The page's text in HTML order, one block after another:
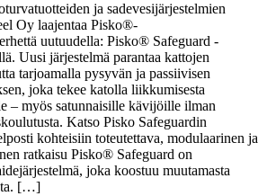
ja sadevesijärjestelmien
Oy laajentaa Pisko®-
uutuudella: Pisko® Safeguard -
Uusi järjestelmä parantaa kattojen
tarjoamalla pysyvän ja passiivisen
joka tekee katolla liikkumisesta
– myös satunnaisille kävijöille ilman
Katso Pisko Safeguardin
kohteisiin toteutettava, modulaarinen ja
ratkaisu Pisko® Safeguard on
joka koostuu muutamasta
[…]